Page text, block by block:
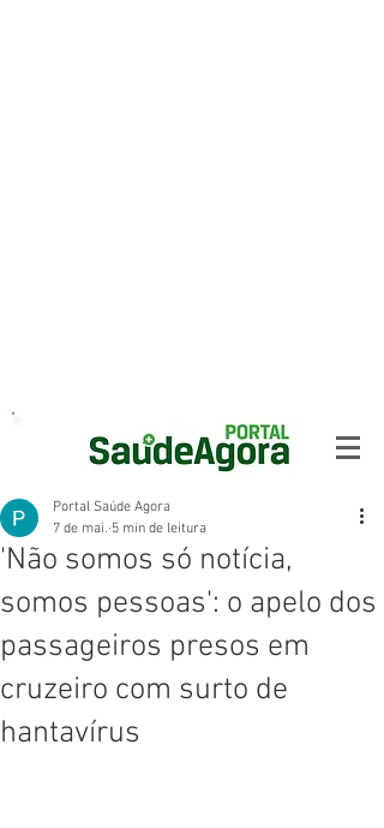
'Não somos só notícia,
somos pessoas': o apelo dos
passageiros presos em
cruzeiro com surto de
hantavírus
Portal Saúde Agora
7 de mai. 5 min de leitura